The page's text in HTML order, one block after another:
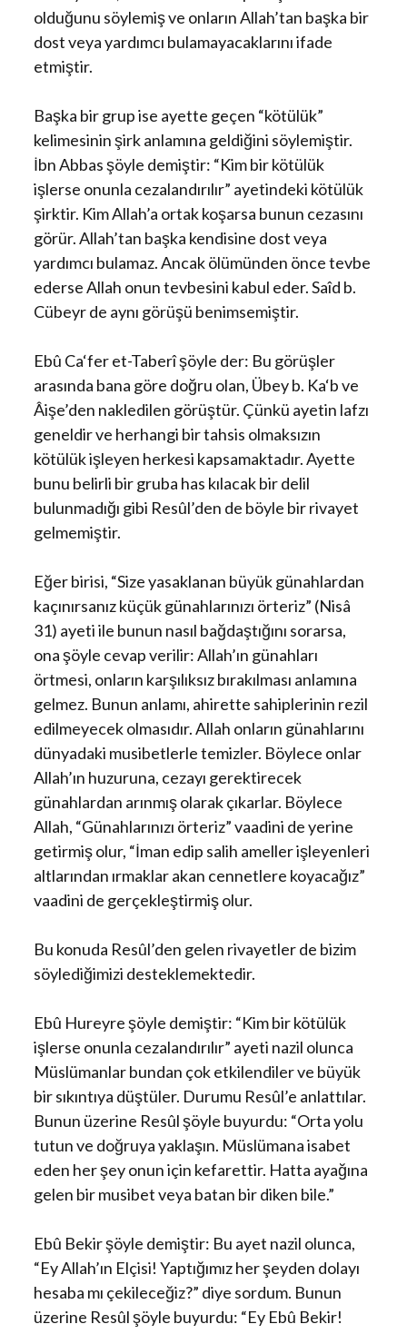
olduğunu söylemiş ve onların Allah’tan başka bir
dost veya yardımcı bulamayacaklarını ifade
etmiştir.
Başka bir grup ise ayette geçen “kötülük”
kelimesinin şirk anlamına geldiğini söylemiştir.
İbn Abbas şöyle demiştir: “Kim bir kötülük
işlerse onunla cezalandırılır” ayetindeki kötülük
şirktir. Kim Allah’a ortak koşarsa bunun cezasını
görür. Allah’tan başka kendisine dost veya
yardımcı bulamaz. Ancak ölümünden önce tevbe
ederse Allah onun tevbesini kabul eder. Saîd b.
Cübeyr de aynı görüşü benimsemiştir.
Ebû Ca‘fer et-Taberî şöyle der: Bu görüşler
arasında bana göre doğru olan, Übey b. Ka‘b ve
Âişe’den nakledilen görüştür. Çünkü ayetin lafzı
geneldir ve herhangi bir tahsis olmaksızın
kötülük işleyen herkesi kapsamaktadır. Ayette
bunu belirli bir gruba has kılacak bir delil
bulunmadığı gibi Resûl’den de böyle bir rivayet
gelmemiştir.
Eğer birisi, “Size yasaklanan büyük günahlardan
kaçınırsanız küçük günahlarınızı örteriz” (Nisâ
31) ayeti ile bunun nasıl bağdaştığını sorarsa,
ona şöyle cevap verilir: Allah’ın günahları
örtmesi, onların karşılıksız bırakılması anlamına
gelmez. Bunun anlamı, ahirette sahiplerinin rezil
edilmeyecek olmasıdır. Allah onların günahlarını
dünyadaki musibetlerle temizler. Böylece onlar
Allah’ın huzuruna, cezayı gerektirecek
günahlardan arınmış olarak çıkarlar. Böylece
Allah, “Günahlarınızı örteriz” vaadini de yerine
getirmiş olur, “İman edip salih ameller işleyenleri
altlarından ırmaklar akan cennetlere koyacağız”
vaadini de gerçekleştirmiş olur.
Bu konuda Resûl’den gelen rivayetler de bizim
söylediğimizi desteklemektedir.
Ebû Hureyre şöyle demiştir: “Kim bir kötülük
işlerse onunla cezalandırılır” ayeti nazil olunca
Müslümanlar bundan çok etkilendiler ve büyük
bir sıkıntıya düştüler. Durumu Resûl’e anlattılar.
Bunun üzerine Resûl şöyle buyurdu: “Orta yolu
tutun ve doğruya yaklaşın. Müslümana isabet
eden her şey onun için kefarettir. Hatta ayağına
gelen bir musibet veya batan bir diken bile.”
Ebû Bekir şöyle demiştir: Bu ayet nazil olunca,
“Ey Allah’ın Elçisi! Yaptığımız her şeyden dolayı
hesaba mı çekileceğiz?” diye sordum. Bunun
üzerine Resûl şöyle buyurdu: “Ey Ebû Bekir!